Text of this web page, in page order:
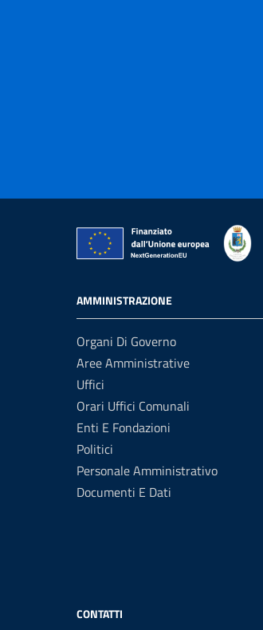
AMMINISTRAZIONE
Organi Di Governo
Aree Amministrative
Uffici
Orari Uffici Comunali
Enti E Fondazioni
Politici
Personale Amministrativo
Documenti E Dati
CONTATTI